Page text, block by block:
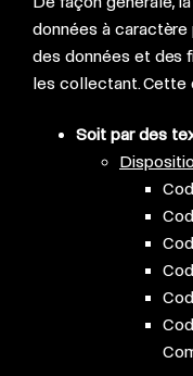
données à
des données et des
les collectant. Cette
Soit par des